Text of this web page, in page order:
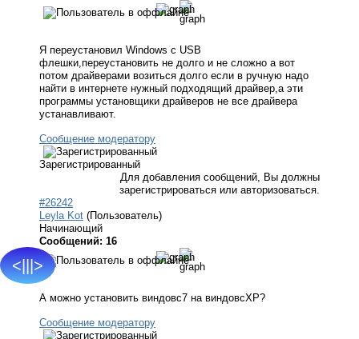
<|||>
Я переустановил Windows с USB
флешки,переустановить не долго и не сложно а вот
потом драйверами возиться долго если в ручную надо
найти в интернете нужный подходящий драйвер,а эти
программы установщики драйверов не все драйвера
устанавливают.
Сообщение модератору
Зарегистрированный
Для добавления сообщений, Вы должны
зарегистрироваться или авторизоваться.
#26242
Leyla Kot (Пользователь)
Начинающий
Сообщений: 16
А можно установить виндовс7 на виндовсХР?
Сообщение модератору